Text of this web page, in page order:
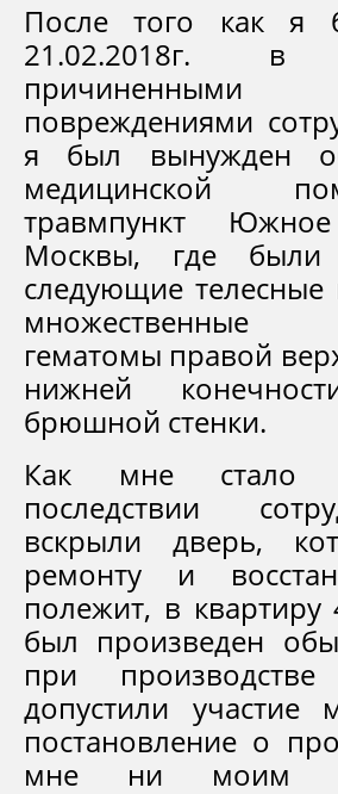
После того как я
21.02.2018г.
причиненными
повреждениями
я был вынужден
медицинской
травмпункт
Москвы, где были
следующие телесные
множественные
гематомы правой
нижней
брюшной стенки.
Как мне стало
последствии
вскрыли дверь,
ремонту и
полежит, в квартиру
был произведен
при
допустили участие
постановление о
мне ни моим